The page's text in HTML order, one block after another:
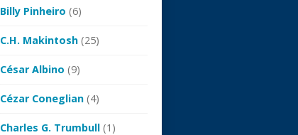
Billy Pinheiro (6)
C.H. Makintosh (25)
César Albino (9)
Cézar Coneglian (4)
Charles G. Trumbull (1)